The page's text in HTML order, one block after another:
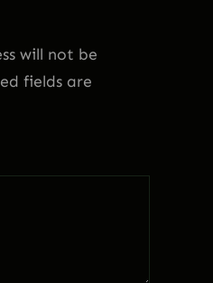
will not be
fields are